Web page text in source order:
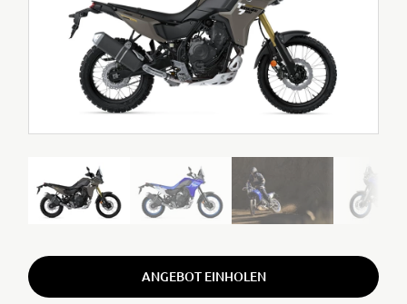
ANGEBOT EINHOLEN